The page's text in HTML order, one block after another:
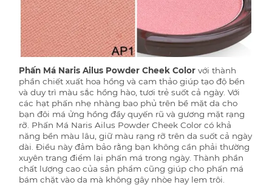
Phấn Má Naris Ailus Powder Cheek Color với thành
phần chiết xuất hoa hồng và cam thảo giúp tạo độ bền
và duy trì màu sắc hồng hào, tươi trẻ suốt cả ngày. Với
các hạt phấn nhẹ nhàng bao phủ trên bề mặt da cho
bạn đôi má ửng hồng đầy quyến rũ và gương mặt rạng
rỡ. Phấn Má Naris Ailus Powder Cheek Color có khả
năng bền màu lâu, giữ màu rạng rỡ trên da suốt cả ngày
dài. Điều này đảm bảo rằng bạn không cần phải thường
xuyên trang điểm lại phấn má trong ngày. Thành phần
chất lượng cao của sản phẩm cũng giúp cho phấn má
bám chặt vào da mà không gây nhòe hay lem trôi.